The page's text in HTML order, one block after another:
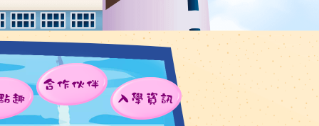
趣
合作伙伴
入學資訊